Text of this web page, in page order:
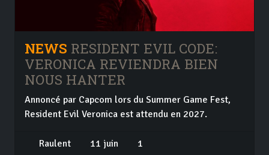
NEWS RESIDENT EVIL CODE:
VERONICA REVIENDRA BIEN
NOUS HANTER
Annoncé par Capcom lors du Summer Game Fest,
Resident Evil Veronica est attendu en 2027.
Raulent 11 juin 1